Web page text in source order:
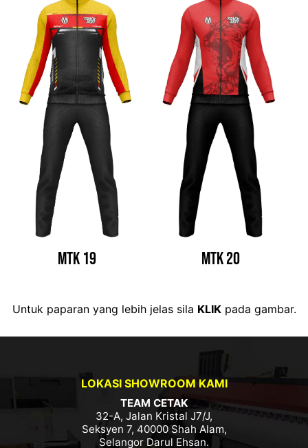
MTK 19 MTK 20
Untuk paparan yang lebih jelas sila KLIKpada gambar.
LOKASI SHOWROOM KAMI
TEAM CETAK
32-A, Jalan Kristal J7/J,
Seksyen 7, 40000 Shah Alam,
Selangor Darul Ehsan.